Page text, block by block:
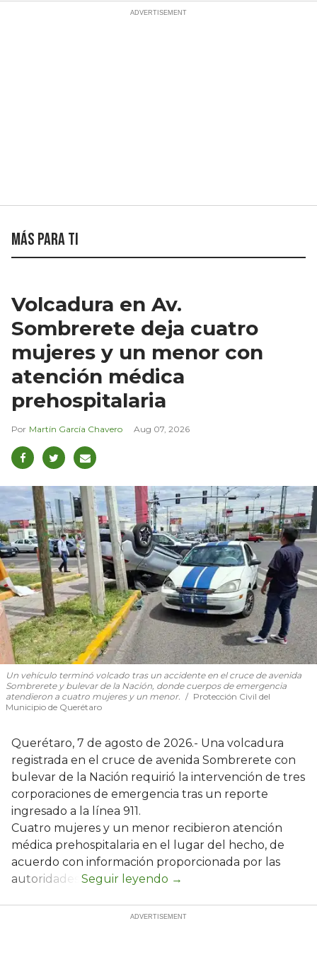
Más para ti
Volcadura en Av.
Sombrerete deja cuatro
mujeres y un menor con
atención médica
prehospitalaria
Martín García Chavero Aug 07, 2026
Un vehículo terminó volcado tras un accidente en el cruce de avenida
Sombrerete y bulevar de la Nación, donde cuerpos de emergencia
atendieron a cuatro mujeres y un menor.
Protección Civil del
Municipio de Querétaro
Querétaro, 7 de agosto de 2026.- Una volcadura
registrada en el cruce de avenida Sombrerete con
bulevar de la Nación requirió la intervención de tres
corporaciones de emergencia tras un reporte
ingresado a la línea 911.
Cuatro mujeres y un menor recibieron atención
médica prehospitalaria en el lugar del hecho, de
acuerdo con información proporcionada por las
autoridades.